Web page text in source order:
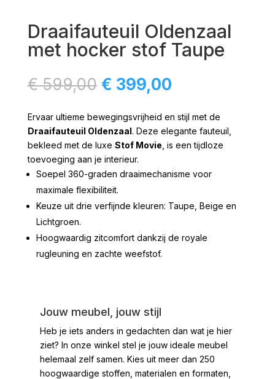
Draaifauteuil Oldenzaal
met hocker stof Taupe
€599,00 Oorspronkelijke
was:
€ 599,00.
€ 399,00Huidige
is:
€ 399,00.
Ervaar ultieme bewegingsvrijheid en stijl met de
Draaifauteuil Oldenzaal. Deze elegante fauteuil,
bekleed met de luxe Stof Movie , is een tijdloze
toevoeging aan je interieur.
Soepel 360-graden draaimechanisme voor
maximale flexibiliteit.
Keuze uit drie verfijnde kleuren: Taupe, Beige en
Lichtgroen.
Hoogwaardig zitcomfort dankzij de royale
rugleuning en zachte weefstof.
Jouw meubel, jouw stijl
Heb je iets anders in gedachten dan wat je hier
ziet? In onze winkel stel je jouw ideale meubel
helemaal zelf samen. Kies uit meer dan 250
hoogwaardige stoffen, materialen en formaten,